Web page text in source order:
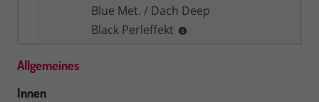
Blue Met. / Dach Deep
Black Perleffekt
Allgemeines
Innen